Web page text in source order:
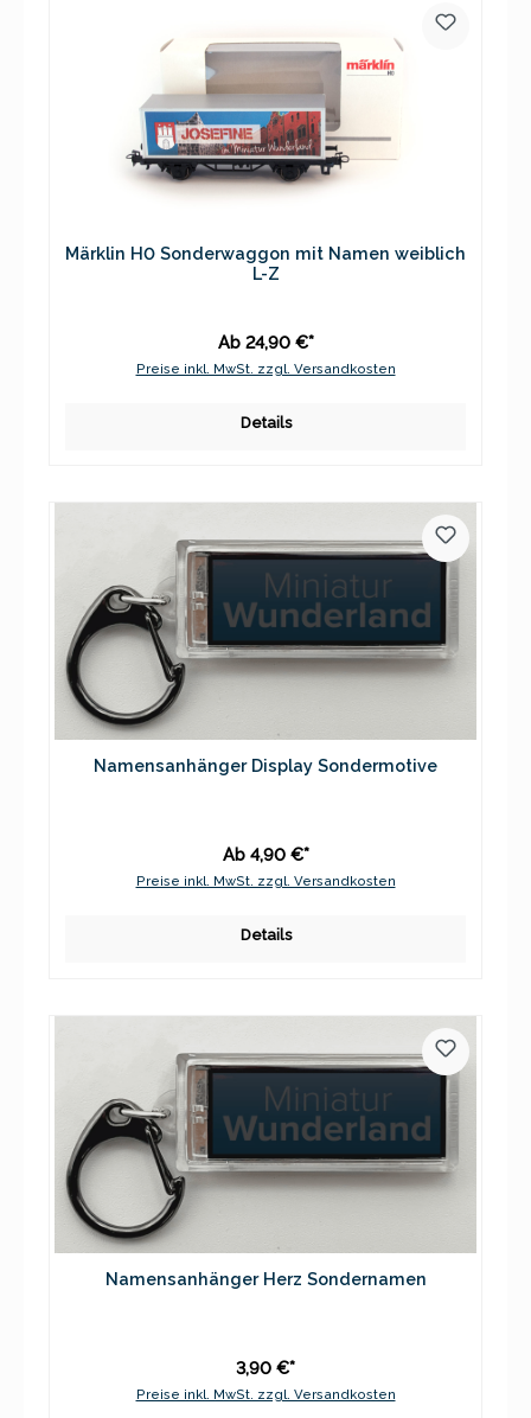
Märklin H0 Sonderwaggon mit Namen weiblich
L-Z
Ab 24,90 €*
Preise inkl. MwSt. zzgl. Versandkosten
Details
Namensanhänger Display Sondermotive
Ab 4,90 €*
Preise inkl. MwSt. zzgl. Versandkosten
Details
Namensanhänger Herz Sondernamen
3,90 €*
Preise inkl. MwSt. zzgl. Versandkosten